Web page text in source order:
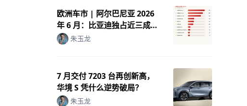
欧洲车市 | 阿尔巴尼亚 2026
年 6 月：比亚迪独占近三成，
中国电车霸榜
朱玉龙
7 月交付 7203 台再创新高，
华境 S 凭什么逆势破局？
朱玉龙